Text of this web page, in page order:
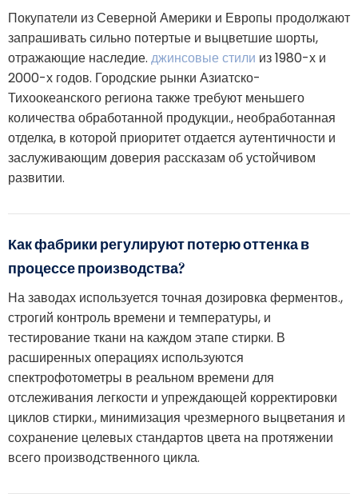
Покупатели из Северной Америки и Европы продолжают
запрашивать сильно потертые и выцветшие шорты,
отражающие наследие. джинсовые стили из 1980-х и
2000-х годов. Городские рынки Азиатско-
Тихоокеанского региона также требуют меньшего
количества обработанной продукции., необработанная
отделка, в которой приоритет отдается аутентичности и
заслуживающим доверия рассказам об устойчивом
развитии.
Как фабрики регулируют потерю оттенка в
процессе производства?
На заводах используется точная дозировка ферментов.,
строгий контроль времени и температуры, и
тестирование ткани на каждом этапе стирки. В
расширенных операциях используются
спектрофотометры в реальном времени для
отслеживания легкости и упреждающей корректировки
циклов стирки., минимизация чрезмерного выцветания и
сохранение целевых стандартов цвета на протяжении
всего производственного цикла.